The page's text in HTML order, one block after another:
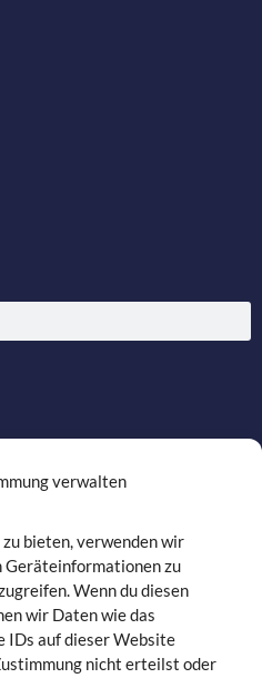
verwalten
bieten, verwenden wir
Geräteinformationen zu
Wenn du diesen
wir Daten wie das
IDs auf dieser Website
nicht erteilst oder